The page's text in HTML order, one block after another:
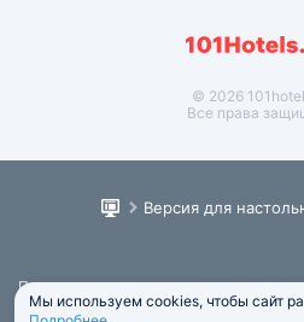
© 2026
Все права
Версия для
Пользовательское соглашение
Юридическая информация
Мы используем cookies, чтобы сайт